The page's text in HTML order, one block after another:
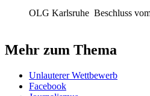
OLG Karlsruhe Beschluss
Mehr zum Thema
Unlauterer Wettbewerb
Facebook